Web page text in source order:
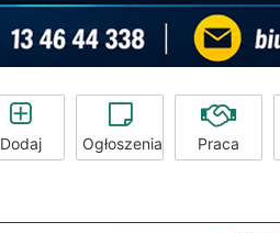
Dodaj Ogłoszenia Praca